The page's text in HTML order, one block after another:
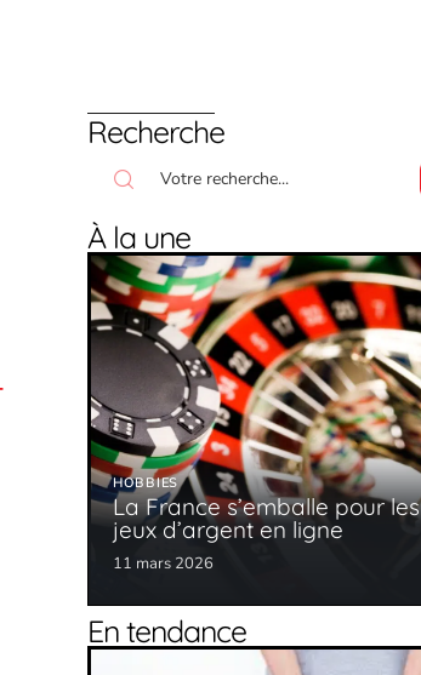
Recherche
À la une
HOBBIES
La France s’emballe pour les
jeux d’argent en ligne
11 mars 2026
En tendance